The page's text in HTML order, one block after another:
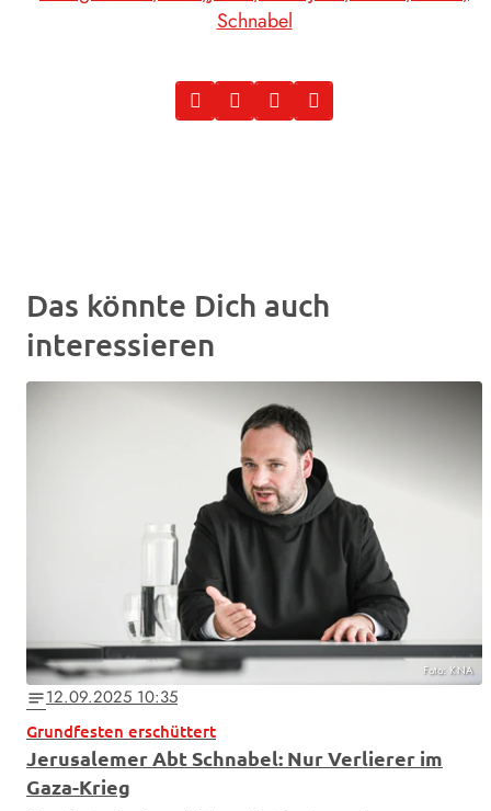
Schnabel
Das könnte Dich auch
interessieren
Foto: KNA
notes12.09.2025 10:35
Grundfesten erschüttert
Jerusalemer Abt Schnabel: Nur Verlierer im
Gaza-Krieg